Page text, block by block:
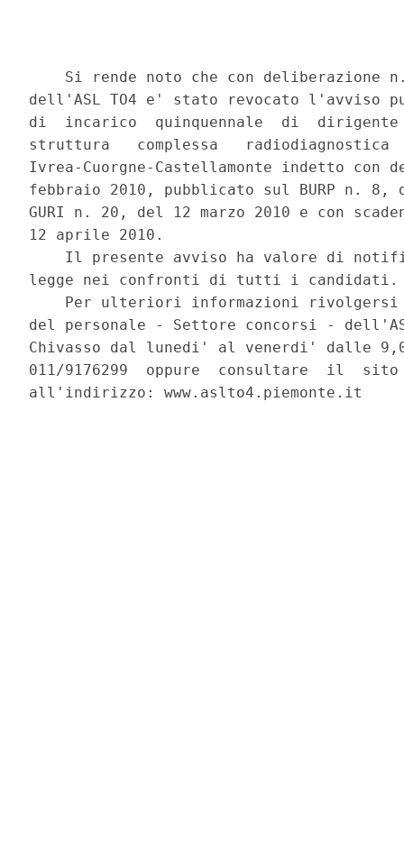
Si rende noto che con deliberazione
dell'ASL TO4 e' stato revocato l'avviso
di  incarico  quinquennale  di
struttura   complessa
Ivrea-Cuorgne-Castellamonte indetto
febbraio 2010, pubblicato sul BURP n.
GURI n. 20, del 12 marzo 2010 e con
12 aprile 2010.
Il presente avviso ha valore di
legge nei confronti di tutti i
Per ulteriori informazioni
del personale - Settore concorsi -
Chivasso dal lunedi' al venerdi' dalle
011/9176299  oppure  consultare  il
all'indirizzo: www.aslto4.piemonte.it